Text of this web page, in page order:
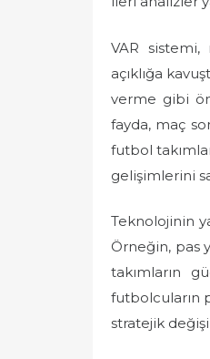
VAR sistemi,
açıklığa
verme gibi
fayda, maç
futbol
gelişimlerini
Teknolojinin
Örneğin, pas
takımların
futbolcuların
stratejik